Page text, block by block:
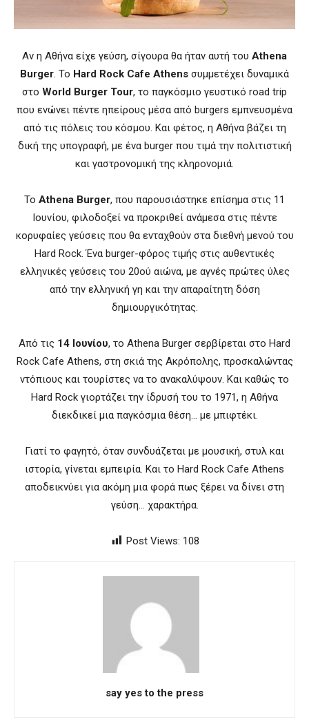
Αν η Αθήνα είχε γεύση, σίγουρα θα ήταν αυτή του Athena
Burger. Το Hard Rock Cafe Athens συμμετέχει δυναμικά
στο World Burger Tour, το παγκόσμιο γευστικό road trip
που ενώνει πέντε ηπείρους μέσα από burgers εμπνευσμένα
από τις πόλεις του κόσμου. Και φέτος, η Αθήνα βάζει τη
δική της υπογραφή, με ένα burger που τιμά την πολιτιστική
και γαστρονομική της κληρονομιά.
Το Athena Burger, που παρουσιάστηκε επίσημα στις 11
Ιουνίου, φιλοδοξεί να προκριθεί ανάμεσα στις πέντε
κορυφαίες γεύσεις που θα ενταχθούν στα διεθνή μενού του
Hard Rock. Ένα burger-φόρος τιμής στις αυθεντικές
ελληνικές γεύσεις του 20ού αιώνα, με αγνές πρώτες ύλες
από την ελληνική γη και την απαραίτητη δόση
δημιουργικότητας.
Από τις 14 Ιουνίου, το Athena Burger σερβίρεται στο Hard
Rock Cafe Athens, στη σκιά της Ακρόπολης, προσκαλώντας
ντόπιους και τουρίστες να το ανακαλύψουν. Και καθώς το
Hard Rock γιορτάζει την ίδρυσή του το 1971, η Αθήνα
διεκδικεί μια παγκόσμια θέση… με μπιφτέκι.
Γιατί το φαγητό, όταν συνδυάζεται με μουσική, στυλ και
ιστορία, γίνεται εμπειρία. Και το Hard Rock Cafe Athens
αποδεικνύει για ακόμη μια φορά πως ξέρει να δίνει στη
γεύση… χαρακτήρα.
Post Views: 108
say yes to the press